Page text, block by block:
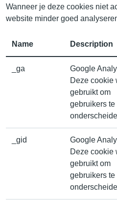
Wanneer je deze cookies niet
website minder goed
Name Description
_ga
Google
Deze cookie
gebruikt om
gebruikers te
_gid
Google
Deze cookie
gebruikt om
gebruikers te